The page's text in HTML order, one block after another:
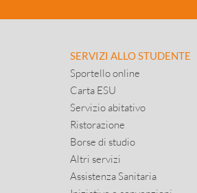
SERVIZI ALLO STUDENTE
Sportello online
Carta ESU
Servizio abitativo
Ristorazione
Borse di studio
Altri servizi
Assistenza Sanitaria